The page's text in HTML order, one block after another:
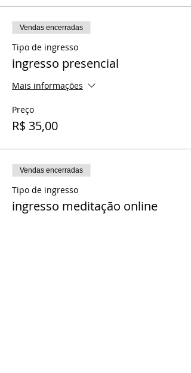
Vendas encerradas
Tipo de ingresso
ingresso presencial
Mais informações
Preço
R$ 35,00
Vendas encerradas
Tipo de ingresso
ingresso meditação online